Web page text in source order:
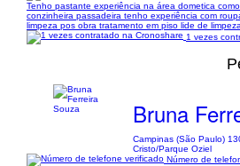
Tenho pastante experiência na área dometica
conzinheira passadeira tenho experiência com
limpeza pos obra tratamento em piso lide de
1 vezes
Bruna
Campinas (São Paulo)
Cristo/Parque Oziel
Número de